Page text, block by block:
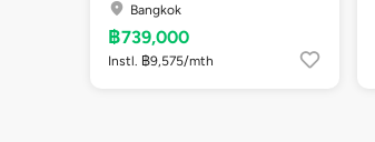
Bangkok
฿739,000
Instl. ฿9,575/mth